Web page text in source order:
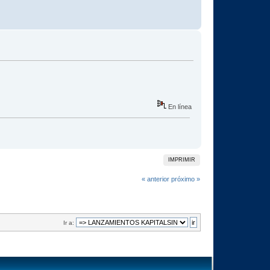
En línea
IMPRIMIR
« anterior próximo »
Ir a: